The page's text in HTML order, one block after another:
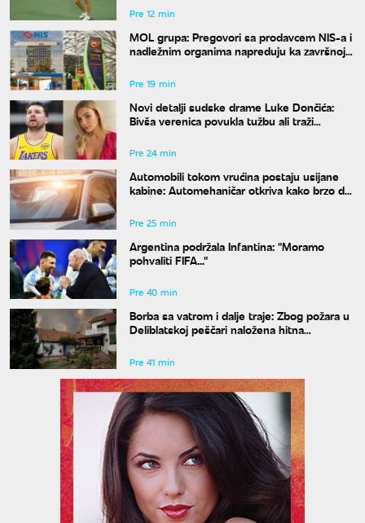
Pre 12 min
MOL grupa: Pregovori sa prodavcem NIS-a i
nadležnim organima napreduju ka završnoj
Pre 19 min
Novi detalji sudske drame Luke Dončića:
Bivša verenica povukla tužbu ali traži
Pre 24 min
Automobili tokom vrućina postaju usijane
kabine: Automehaničar otkriva kako brzo da
Pre 25 min
Argentina podržala Infantina: "Moramo
pohvaliti FIFA..."
Pre 40 min
Borba sa vatrom i dalje traje: Zbog požara u
Deliblatskoj peščari naložena hitna
Pre 41 min